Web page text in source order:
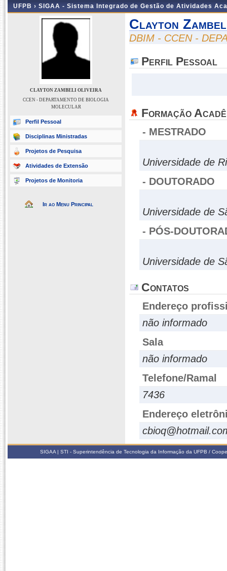
UFPB › SIGAA - Sistema Integrado de Gestão de Atividades
CLAYTON ZAMBELI OLIVEIRA
CCEN - DEPARTAMENTO DE BIOLOGIA
MOLECULAR
Perfil Pessoal
Disciplinas Ministradas
Projetos de Pesquisa
Atividades de Extensão
Projetos de Monitoria
Ir ao Menu Principal
Clayton
DBIM - CCEN -
Perfil Pessoal
Formação
- MESTRADO
Universidade de
- DOUTORADO
Universidade de
- PÓS-
Universidade de
Contatos
Endereço
não informado
Sala
não informado
Telefone/Ramal
7436
Endereço
SIGAA | STI - Superintendência de Tecnologia da Informação da UFPB /